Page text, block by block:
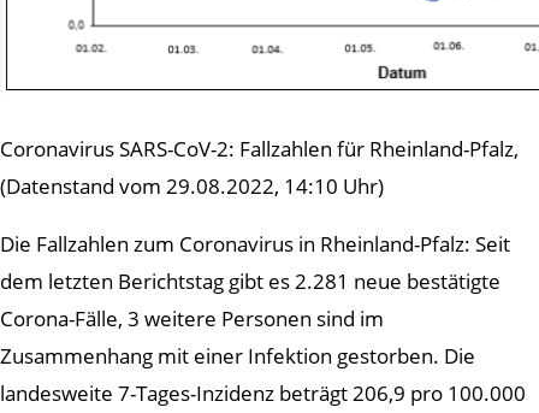
Coronavirus SARS-CoV-2: Fallzahlen für Rheinland-Pfalz,
(Datenstand vom 29.08.2022, 14:10 Uhr)
Die Fallzahlen zum Coronavirus in Rheinland-Pfalz: Seit
dem letzten Berichtstag gibt es 2.281 neue bestätigte
Corona-Fälle, 3 weitere Personen sind im
Zusammenhang mit einer Infektion gestorben. Die
landesweite 7-Tages-Inzidenz beträgt 206,9 pro 100.000